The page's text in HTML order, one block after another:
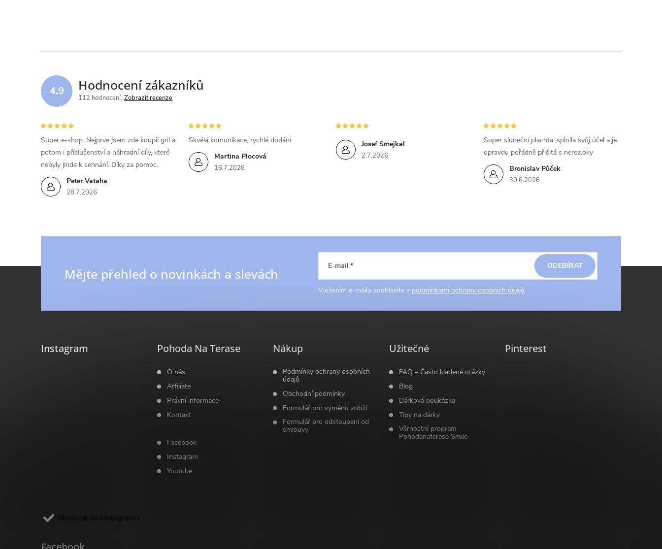
4,9 Hodnocení zákazníků
112 hodnocení Zobrazit recenze
Peter Vataha
28.7.2026
Super e-shop. Nejprve jsem zde koupil gril a
potom i příslušenství a náhradní díly, které
nebyly jinde k sehnání. Díky za pomoc.
Martina Plocová
16.7.2026
Skvělá komunikace, rychlé dodání Josef Smejkal
2.7.2026
Bronislav Půček
30.6.2026
Super sluneční plachta ,splnila svůj účel a je
opravdu pořádně přišitá s nerez.oky
Mějte přehled o novinkách a slevách E-mail
Vložením e-mailu souhlasíte s podmínkami ochrany osobních údajů
ODEBÍRAT
Instagram
Sledovat na Instagramu
Pohoda Na Terase
O nás
Affiliate
Právní informace
Kontakt
Facebook
Instagram
Youtube
Nákup
Podmínky ochrany osobních
údajů
Obchodní podmínky
Formulář pro výměnu zobží
Formulář pro odstoupení od
smlouvy
Užitečné
FAQ – Často kladené otázky
Blog
Dárková poukázka
Tipy na dárky
Věrnostní program
Pohodanaterase Smile
Pinterest